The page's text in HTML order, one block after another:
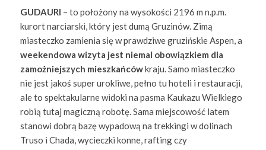
GUDAURI – to położony na wysokości 2196 m n.p.m.
kurort narciarski, który jest dumą Gruzinów. Zimą
miasteczko zamienia się w prawdziwe gruzińskie Aspen, a
weekendowa wizyta jest niemal obowiązkiem dla
zamożniejszych mieszkańcówkraju. Samo miasteczko
nie jest jakoś super urokliwe, pełno tu hoteli i restauracji,
ale to spektakularne widoki na pasma Kaukazu Wielkiego
robią tutaj magiczną robotę. Sama miejscowość latem
stanowi dobrą bazę wypadową na trekkingi w dolinach
Truso i Chada, wycieczki konne, rafting czy